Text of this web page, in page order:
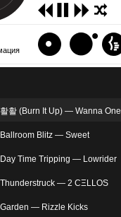
활 (Burn It Up) — Wanna
Blitz — Sweet
Time Tripping — Lowrider
— 2 CΞLLOS
— Rizzle Kicks